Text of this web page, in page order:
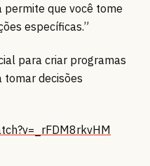
permite que você tome
específicas.”
para criar programas
tomar decisões